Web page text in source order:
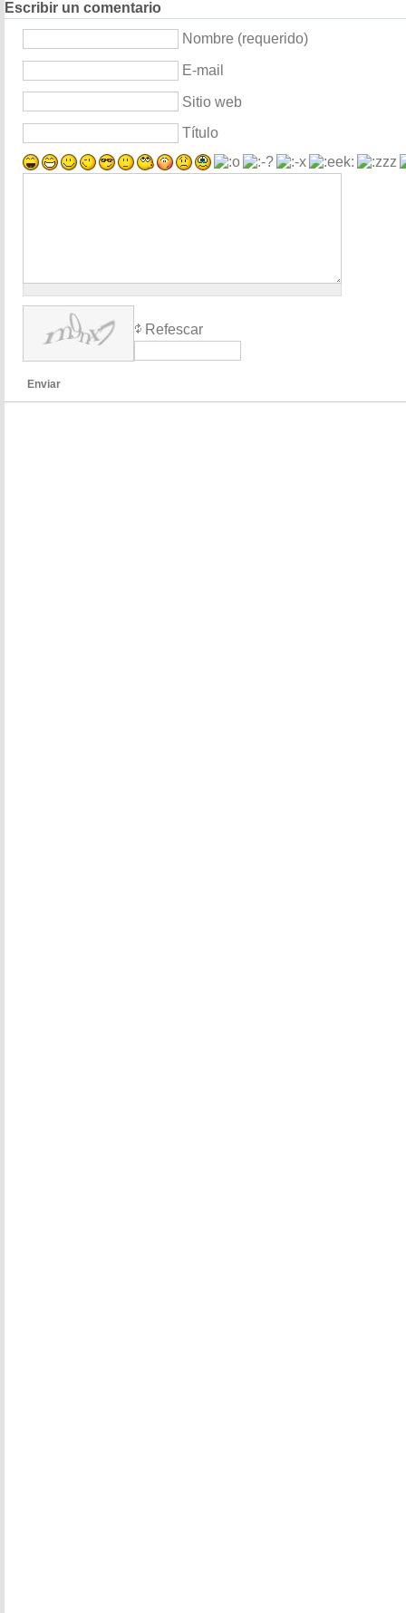
Escribir un comentario
Nombre (requerido)
E-mail
Sitio web
Título
Refescar
Enviar